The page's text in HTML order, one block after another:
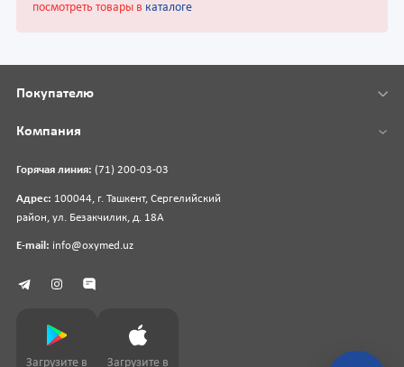
посмотреть товары в каталоге
Горячая линия: (71) 200-03-03
Адрес: 100044, г. Ташкент, Сергелийский
район, ул. Безакчилик, д. 18А
E-mail: info@oxymed.uz
Покупателю
Компания
Загрузите в Загрузите в